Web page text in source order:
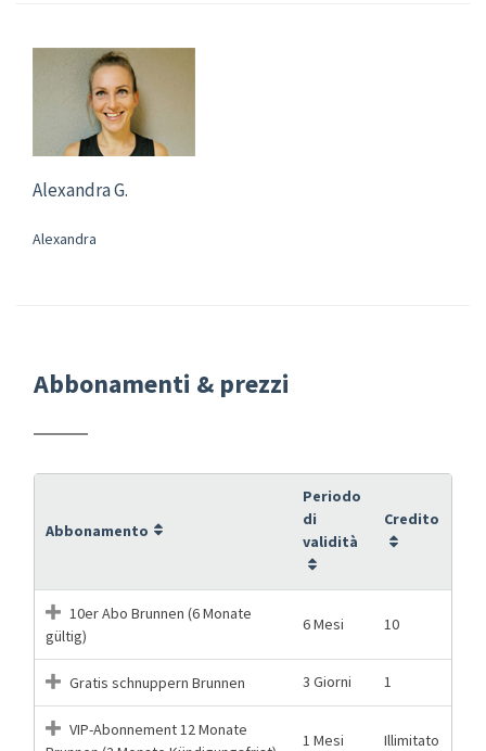
Alexandra G.
Alexandra
Abbonamenti & prezzi
Abbonamento
Periodo
di
validità
Credito
10er Abo Brunnen (6 Monate
gültig)
6 Mesi 10
Gratis schnuppern Brunnen 3 Giorni 1
VIP-Abonnement 12 Monate
1 Mesi Illimitato